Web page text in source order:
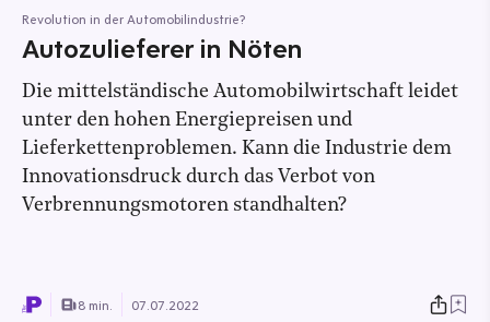
Revolution in der Automobilindustrie?
Autozulieferer in Nöten
Die mittelständische Automobilwirtschaft leidet
unter den hohen Energiepreisen und
Lieferkettenproblemen. Kann die Industrie dem
Innovationsdruck durch das Verbot von
Verbrennungsmotoren standhalten?
8 min. 07.07.2022